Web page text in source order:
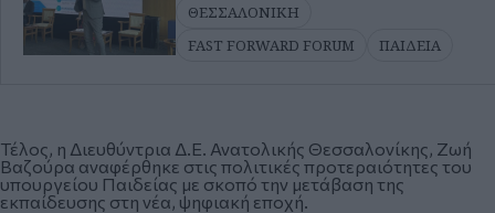
ΘΕΣΣΑΛΟΝΙΚΗ
FAST FORWARD FORUM
ΠΑΙΔΕΙΑ
Τέλος, η Διευθύντρια Δ.Ε. Ανατολικής Θεσσαλονίκης, Ζωή
Βαζούρα αναφέρθηκε στις πολιτικές προτεραιότητες του
υπουργείου Παιδείας με σκοπό την μετάβαση της
εκπαίδευσης στη νέα, ψηφιακή εποχή.